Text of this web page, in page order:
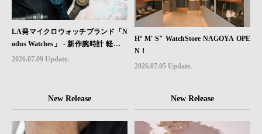
LA発マイクロウォッチブランド「N
odus Watches」 - 新作腕時計 軽さと
堅牢性を両立したフィールドウォッ
2026.07.09 Update.
Hº M' S" WatchStore NAGOYA OPE
N！
2026.07.05 Update.
New Release New Release